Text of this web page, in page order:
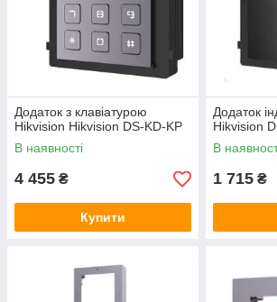
Додаток з клавіатурою
Hikvision Hikvision DS-KD-KP
В наявності
4 455 ₴
Купити
Додаток
Hikvision
В
1 715 ₴